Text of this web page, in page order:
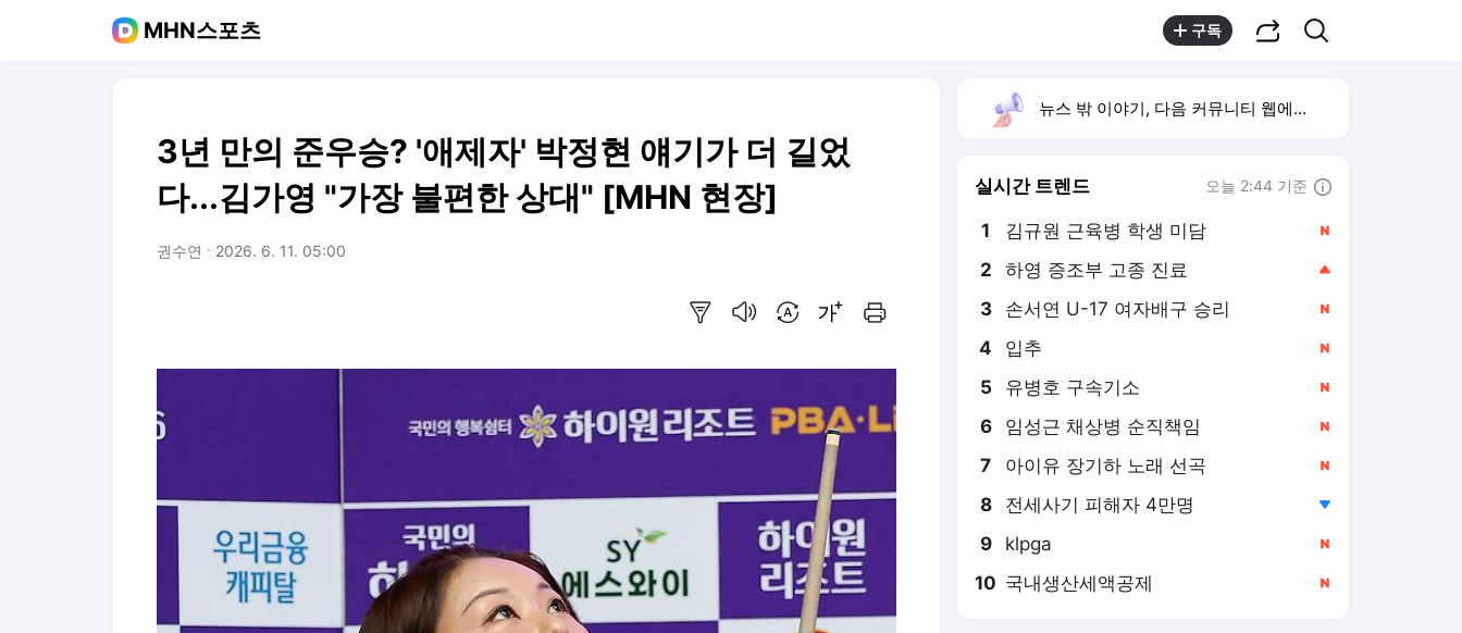
MHN스포츠 구독
3년 만의 준우승? '애제자' 박정현 얘기가 더 길었
다...김가영 "가장 불편한 상대" [MHN 현장]
권수연 2026. 6. 11. 05:00
뉴스 밖 이야기, 다음 커뮤니티 웹에서 보기
실시간 트렌드 오늘 2:44 기준
1 김규원 근육병 학생 미담
2 하영 증조부 고종 진료
3 손서연 U-17 여자배구 승리
4 입추
5 유병호 구속기소
6 임성근 채상병 순직책임
7 아이유 장기하 노래 선곡
8 전세사기 피해자 4만명
9 klpga
10 국내생산세액공제